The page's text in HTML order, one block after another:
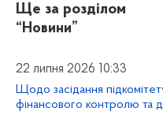
Ще за розділом
“Новини”
22 липня 2026 10:33
Щодо засідання
фінансового контролю та